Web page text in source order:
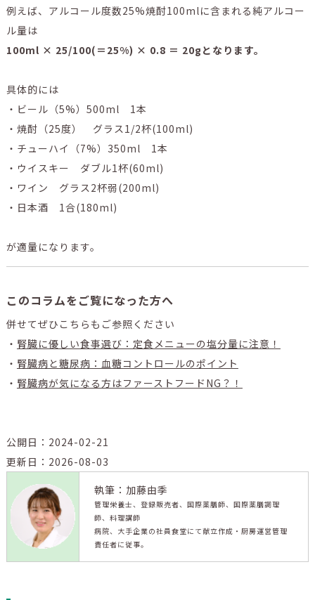
例えば、アルコール度数25%焼酎100mlに含まれる純アルコー
ル量は
100ml × 25/100(＝25%) × 0.8 ＝ 20gとなります。
具体的には
・ビール（5%）500ml 1本
・焼酎（25度） グラス1/2杯(100ml)
・チューハイ（7%）350ml 1本
・ウイスキー ダブル1杯(60ml)
・ワイン グラス2杯弱(200ml)
・日本酒 1合(180ml)
が適量になります。
このコラムをご覧になった方へ
併せてぜひこちらもご参照ください
・ 腎臓に優しい食事選び：定食メニューの塩分量に注意！
・ 腎臓病と糖尿病：血糖コントロールのポイント
・ 腎臓病が気になる方はファーストフードNG？！
公開日：2024-02-21
更新日：2026-08-03
執筆：加藤由季
管理栄養士、登録販売者、国際薬膳師、国際薬膳調理
師、料理講師
病院、大手企業の社員食堂にて献立作成・厨房運営管理
責任者に従事。